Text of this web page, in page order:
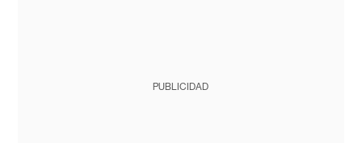
PUBLICIDAD